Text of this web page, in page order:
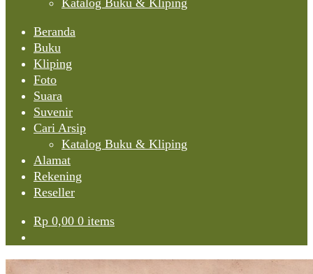
Katalog Buku & Kliping
Beranda
Buku
Kliping
Foto
Suara
Suvenir
Cari Arsip
Katalog Buku & Kliping
Alamat
Rekening
Reseller
Rp 0,00 0 items